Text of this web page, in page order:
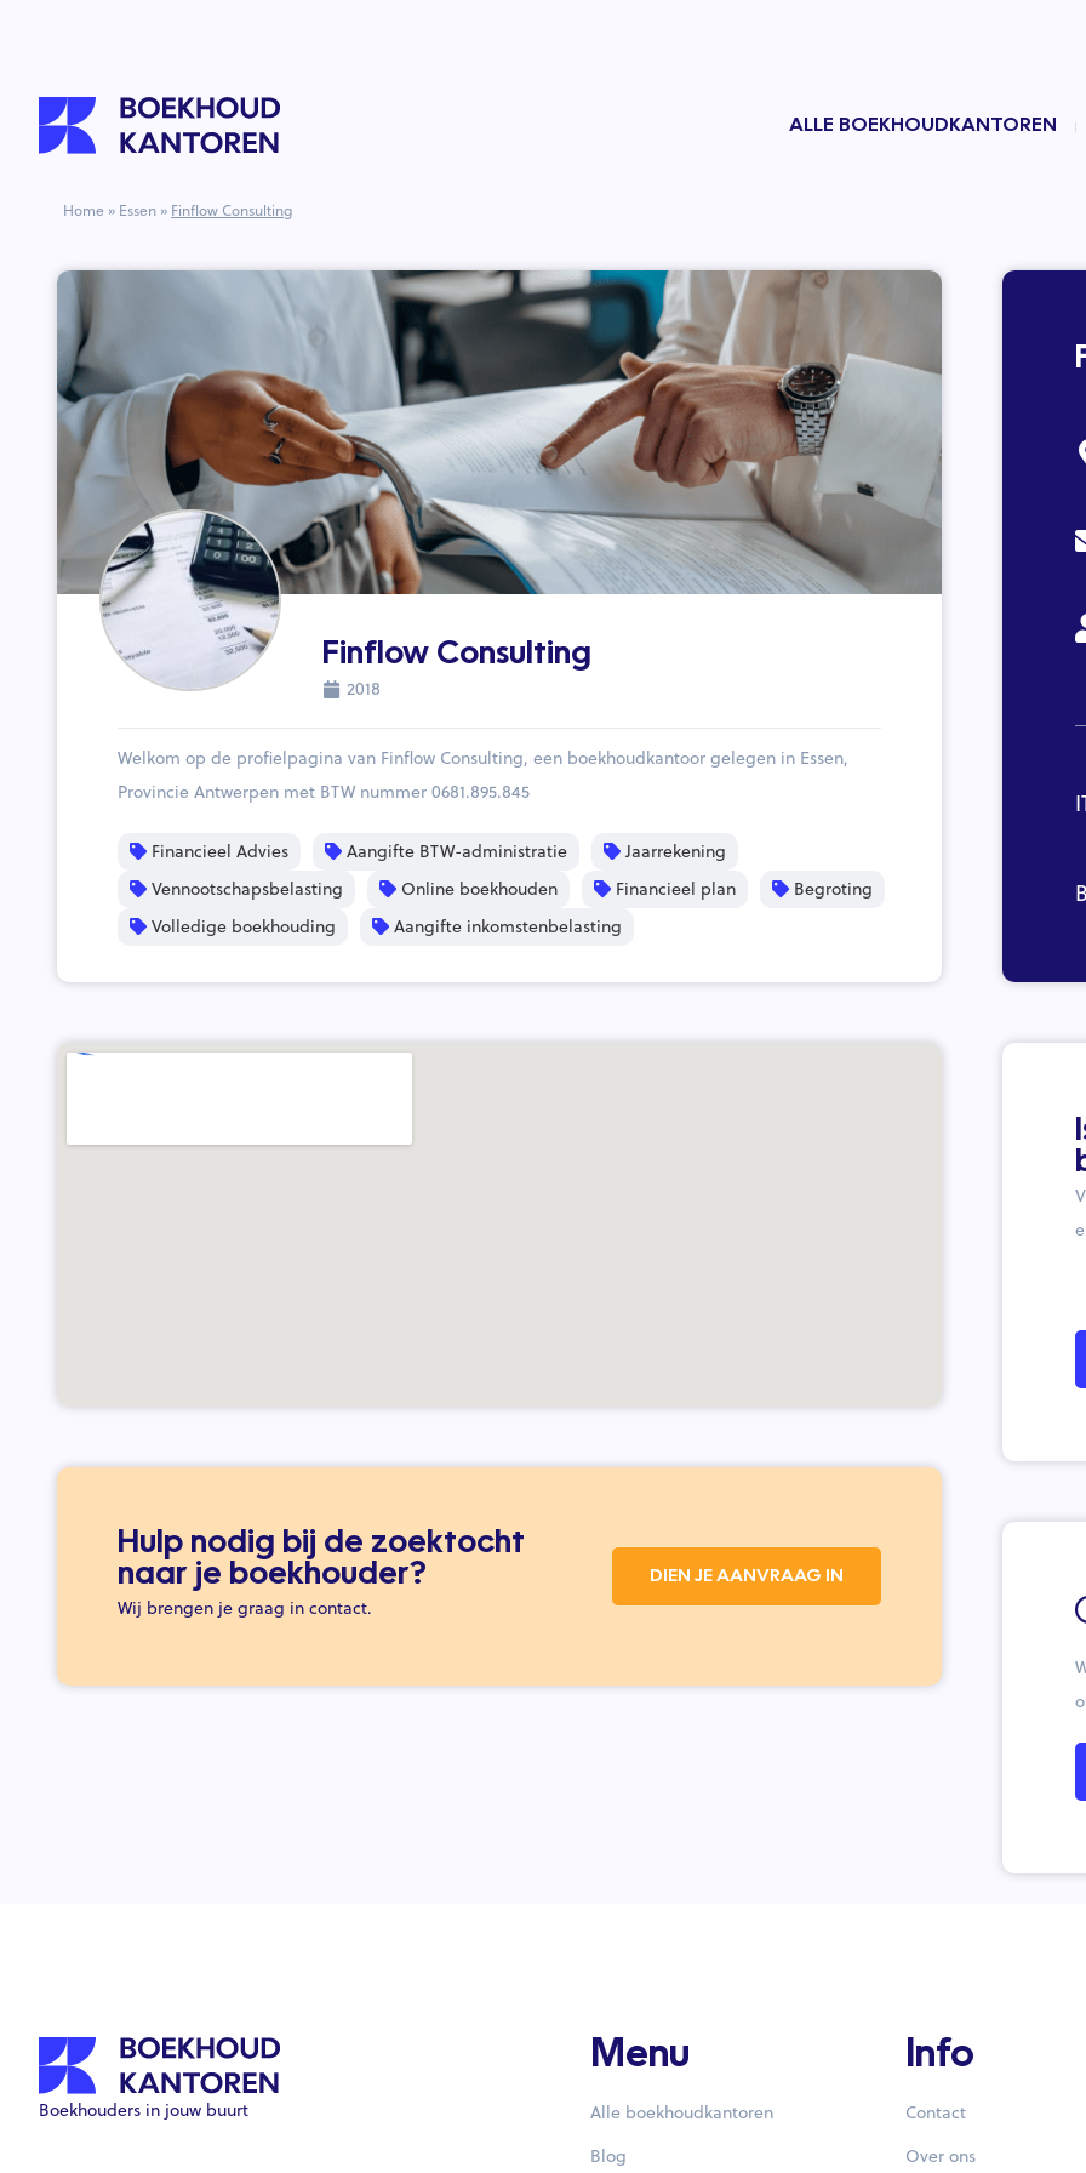
ALLE BOEKHOUDKANTOREN
Home » Essen » Finflow Consulting
Finflow Consulting
2018
Welkom op de profielpagina van Finflow Consulting, een boekhoudkantoor gelegen in Essen,
Provincie Antwerpen met BTW nummer 0681.895.845
Financieel Advies Aangifte BTW-administratie
Jaarrekening
Vennootschapsbelasting
Online boekhouden Financieel plan
Begroting
Volledige boekhouding
Aangifte inkomstenbelasting
Hulp nodig bij de zoektocht
naar je boekhouder?
Wij brengen je graag in contact.
DIEN JE AANVRAAG IN
Boekhouders in jouw buurt
Menu
Alle boekhoudkantoren
Blog
Info
Contact
Over ons